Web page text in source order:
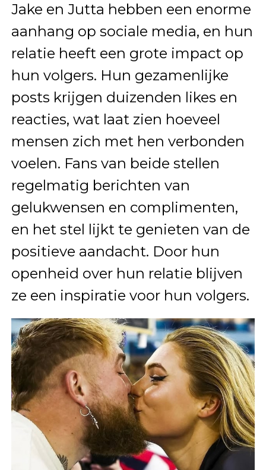
Jake en Jutta hebben een enorme
aanhang op sociale media, en hun
relatie heeft een grote impact op
hun volgers. Hun gezamenlijke
posts krijgen duizenden likes en
reacties, wat laat zien hoeveel
mensen zich met hen verbonden
voelen. Fans van beide stellen
regelmatig berichten van
gelukwensen en complimenten,
en het stel lijkt te genieten van de
positieve aandacht. Door hun
openheid over hun relatie blijven
ze een inspiratie voor hun volgers.